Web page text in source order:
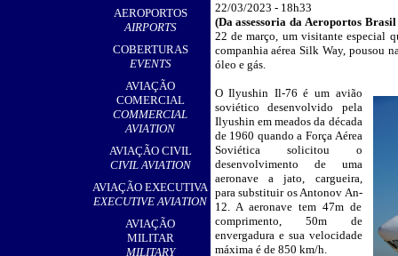
AEROPORTOS
AIRPORTS
,
COBERTURAS
EVENTS
AVIAÇÃO
COMERCIAL
COMMERCIAL
AVIATION
AVIAÇÃO CIVIL
CIVIL AVIATION
AVIAÇÃO EXECUTIVA
EXECUTIVE AVIATION
AVIAÇÃO
MILITAR
MILITARY
22/03/2023 - 18h33
(Da assessoria da Aeroportos
22 de março, um visitante especial
companhia aérea Silk Way, pousou
óleo e gás.
O Ilyushin Il-76 é um avião
soviético desenvolvido pela
Ilyushin em meados da década
de 1960 quando a Força Aérea
Soviética solicitou o
desenvolvimento de uma
aeronave a jato, cargueira,
para substituir os Antonov An-
12. A aeronave tem 47m de
comprimento, 50m de
envergadura e sua velocidade
máxima é de 850 km/h.